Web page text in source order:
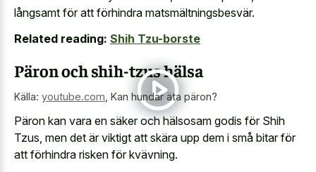
långsamt för att förhindra matsmältningsbesvär.
Related reading: Shih Tzu-borste
Päron och shih-tzus hälsa
Källa: youtube.com Kan hundar äta päron?
Päron kan vara en säker och hälsosam godis för Shih
Tzus, men det är viktigt att skära upp dem i små bitar för
att förhindra risken för kvävning.